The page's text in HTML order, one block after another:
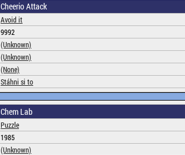
Cheerio Attack
Avoid it
9992
(Unknown)
(Unknown)
(None)
Stáhni si to
Chem Lab
Puzzle
1985
(Unknown)